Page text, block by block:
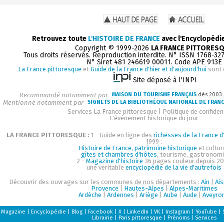
Retrouvez toute L'HISTOIRE DE FRANCE avec
Copyright © 1999-2026 LA FRANCE
Tous droits réservés. Reproduction interdite. N° ISSN 1768-
N° Siret 481 246619 00011. Code APE 913E
La France pittoresque et Guide de la France d'hier et d'aujourd'hui sont
Site déposé à l'INPI
Recommandé notamment par MAISON DU TOURISME FRANÇAIS dès
Mentionné notamment par SIGNETS DE LA BIBLIOTHÈQUE NATIONALE DE
Services La France pittoresque
Politique de
L'événement historique du jour
LA FRANCE PITTORESQUE : 1 - Guide en ligne des richesses de la France
1999 :
Histoire de France, patrimoine historique et
gîtes et chambres d'hôtes, tourisme,
2 - Magazine d'histoire 36 pages couleur depuis
une véritable encyclopédie de la vie d'autrefois
Découvrir des ouvrages sur les communes de nos départements : Ain
Provence
Hautes-Alpes
Alpes-Maritimes
Ardèche
Ardennes Ariège Aube Aude
Magazine Encyclopédie Blog| Facebook| X| LinkedIn VK| Instagram YouTube
Librairie
Paris pittoresque Prénoms| Services